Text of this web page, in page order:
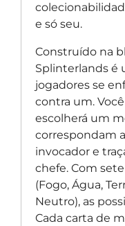
e só seu.
Construído na
Splinterlands é
jogadores se
contra um.
escolherá um
correspondam
invocador e
chefe. Com
(Fogo, Água,
Neutro), as
Cada carta de